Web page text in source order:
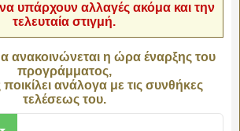
υπάρχουν αλλαγές ακόμα και την
τελευταία στιγμή.
ανακοινώνεται η ώρα έναρξης του
προγράμματος,
ανάλογα με τις συνθήκες
τελέσεως του.